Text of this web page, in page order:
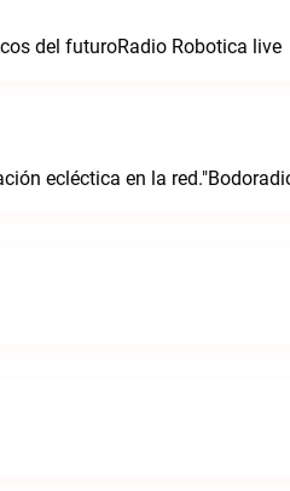
del futuroRadio Robotica live
ecléctica en la